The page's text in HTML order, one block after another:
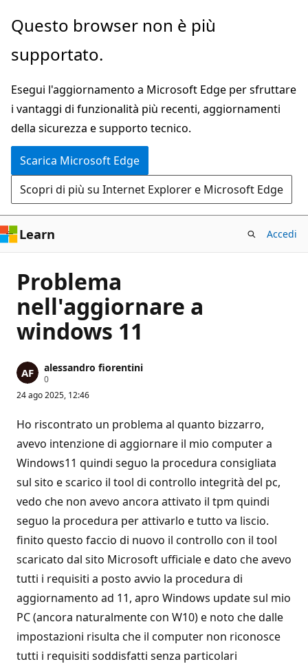
Ignora
passa
contenuto
principale
Questo browser non è più
supportato.
Esegui l'aggiornamento a Microsoft Edge per sfruttare
i vantaggi di funzionalità più recenti, aggiornamenti
della sicurezza e supporto tecnico.
Scarica Microsoft Edge
Scopri di più su Internet Explorer e Microsoft Edge
Learn Accedi
Problema
nell'aggiornare a
windows 11
alessandro fiorentini
0P
n
i
d
r
e
u
a
n
24 ago 2025, 12:46
Ho riscontrato un problema al quanto bizzarro,
avevo intenzione di aggiornare il mio computer a
Windows11 quindi seguo la procedura consigliata
sul sito e scarico il tool di controllo integrità del pc,
vedo che non avevo ancora attivato il tpm quindi
seguo la procedura per attivarlo e tutto va liscio.
finito questo faccio di nuovo il controllo con il tool
scaricato dal sito Microsoft ufficiale e dato che avevo
tutti i requisiti a posto avvio la procedura di
aggiornamento ad 11, apro Windows update sul mio
PC (ancora naturalmente con W10) e noto che dalle
impostazioni risulta che il computer non riconosce
tutti i requisiti soddisfatti senza particolari